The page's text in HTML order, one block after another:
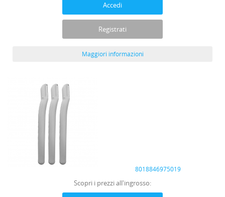
Accedi
Registrati
Maggiori informazioni
8018846975019
Scopri i prezzi all'ingrosso: